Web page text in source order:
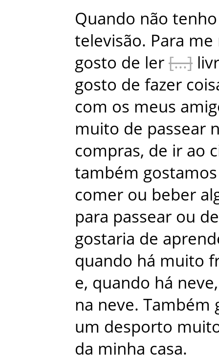
Quando não tenho
televisão. Para me
gosto de ler
gosto de fazer
com os meus
muito de passear
compras, de ir ao
também gostamos
comer ou beber
para passear ou
gostaria de
quando há muito
e, quando há neve,
na neve. Também
um desporto
da minha casa.